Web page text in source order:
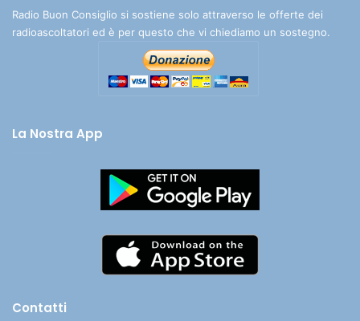
Radio Buon Consiglio si sostiene solo attraverso le offerte dei
radioascoltatori ed è per questo che vi chiediamo un sostegno.
La Nostra App
Contatti